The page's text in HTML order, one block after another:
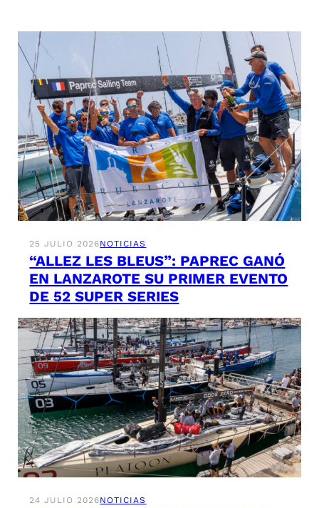
25 JULIO 2026NOTICIAS
“ALLEZ LES BLEUS”: PAPREC GANÓ
EN LANZAROTE SU PRIMER EVENTO
DE 52 SUPER SERIES
24 JULIO 2026NOTICIAS